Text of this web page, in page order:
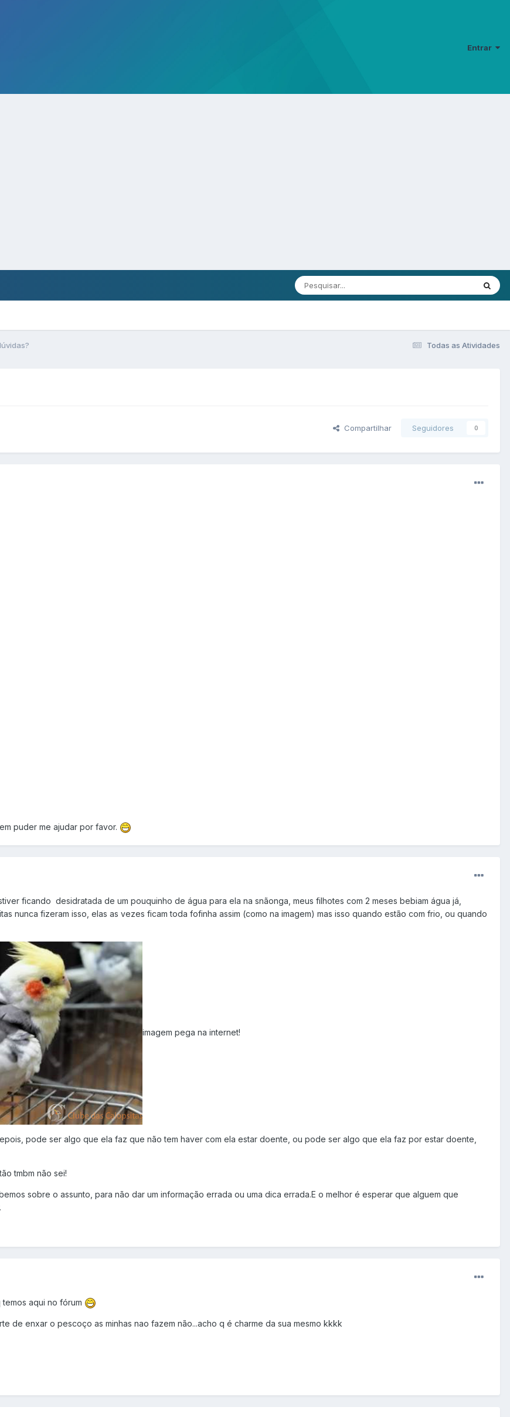
Entrar
Todas as Atividades
Compartilhar Seguidores 0
puder me ajudar por favor.
ficando desidratada de um pouquinho de água para ela na snãonga, meus filhotes com 2 meses bebiam água já,
nunca fizeram isso, elas as vezes ficam toda fofinha assim (como na imagem) mas isso quando estão com frio, ou quando
imagem pega na internet!
pode ser algo que ela faz que não tem haver com ela estar doente, ou pode ser algo que ela faz por estar doente,
tmbm não sei!
sobre o assunto, para não dar um informação errada ou uma dica errada.E o melhor é esperar que alguem que
aqui no fórum
de enxar o pescoço as minhas nao fazem não...acho q é charme da sua mesmo kkkk